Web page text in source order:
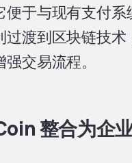
便于与现有支付系
过渡到区块链技术
交易流程。
整合为企